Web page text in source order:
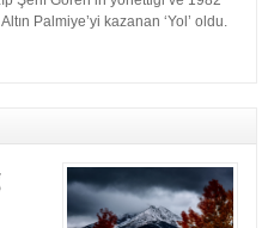
Palmiye’yi kazanan ‘Yol’ oldu.